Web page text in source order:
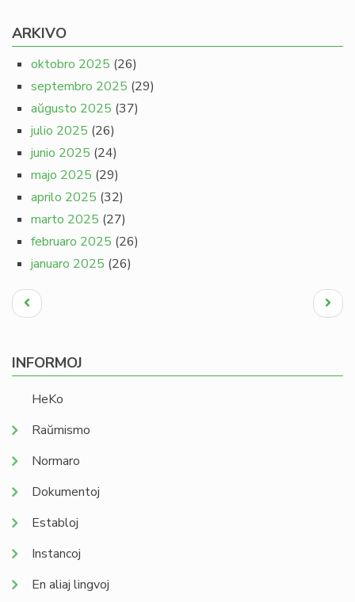
ARKIVO
oktobro 2025 (26)
septembro 2025 (29)
aŭgusto 2025 (37)
julio 2025 (26)
junio 2025 (24)
majo 2025 (29)
aprilo 2025 (32)
marto 2025 (27)
februaro 2025 (26)
januaro 2025 (26)
Pagination
Antaŭa
paĝo
Next
page
INFORMOJ
HeKo
Raŭmismo
Normaro
Dokumentoj
Establoj
Instancoj
En aliaj lingvoj